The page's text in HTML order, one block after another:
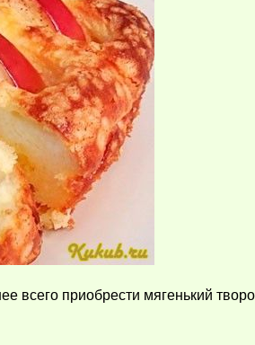
приобрести мягенький